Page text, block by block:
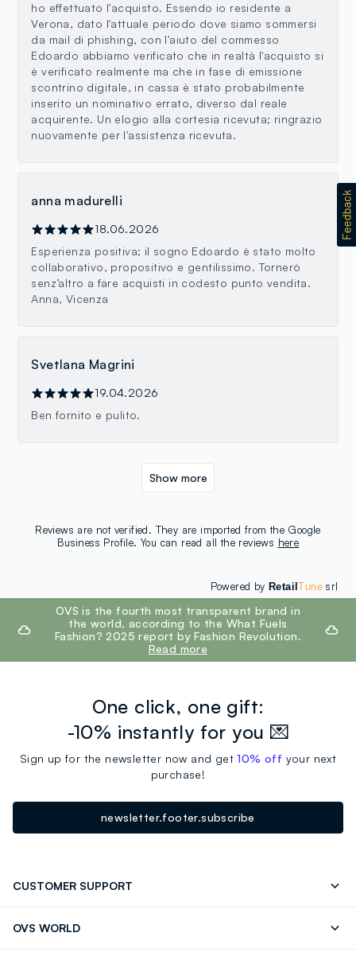
ho effettuato l'acquisto. Essendo io residente a
Verona, dato l'attuale periodo dove siamo sommersi
da mail di phishing, con l'aiuto del commesso
Edoardo abbiamo verificato che in realtà l'acquisto si
è verificato realmente ma che in fase di emissione
scontrino digitale, in cassa è stato probabilmente
inserito un nominativo errato, diverso dal reale
acquirente. Un elogio alla cortesia ricevuta; ringrazio
nuovamente per l'assistenza ricevuta.
anna madurelli
18.06.2026
Esperienza positiva; il sogno Edoardo è stato molto
collaborativo, propositivo e gentilissimo. Tornerò
senz’altro a fare acquisti in codesto punto vendita.
Anna, Vicenza
Svetlana Magrini
19.04.2026
Ben fornito e pulito.
Reviews are not verified. They are imported from the Google
Business Profile. You can read all the reviews here
Show more
Powered by RetailTunesrl
footer.ariatitleOVS is the fourth most transparent brand in
the world, according to the What Fuels
Fashion? 2025 report by Fashion Revolution.
Read more
One click, one gift:
-10% instantly for you 💌
Sign up for the newsletter now and get10% off your next
purchase!
newsletter.footer.subscribe
CUSTOMER SUPPORT
OVS WORLD